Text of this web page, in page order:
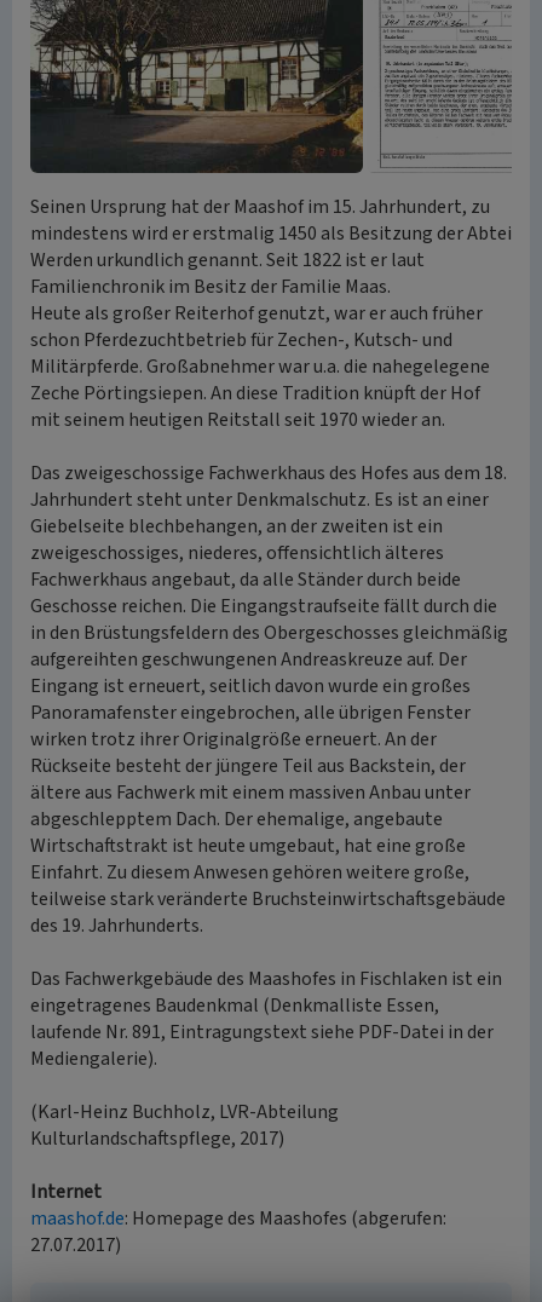
Seinen Ursprung hat der Maashof im 15. Jahrhundert, zu
mindestens wird er erstmalig 1450 als Besitzung der Abtei
Werden urkundlich genannt. Seit 1822 ist er laut
Familienchronik im Besitz der Familie Maas.
Heute als großer Reiterhof genutzt, war er auch früher
schon Pferdezuchtbetrieb für Zechen-, Kutsch- und
Militärpferde. Großabnehmer war u.a. die nahegelegene
Zeche Pörtingsiepen. An diese Tradition knüpft der Hof
mit seinem heutigen Reitstall seit 1970 wieder an.
Das zweigeschossige Fachwerkhaus des Hofes aus dem 18.
Jahrhundert steht unter Denkmalschutz. Es ist an einer
Giebelseite blechbehangen, an der zweiten ist ein
zweigeschossiges, niederes, offensichtlich älteres
Fachwerkhaus angebaut, da alle Ständer durch beide
Geschosse reichen. Die Eingangstraufseite fällt durch die
in den Brüstungsfeldern des Obergeschosses gleichmäßig
aufgereihten geschwungenen Andreaskreuze auf. Der
Eingang ist erneuert, seitlich davon wurde ein großes
Panoramafenster eingebrochen, alle übrigen Fenster
wirken trotz ihrer Originalgröße erneuert. An der
Rückseite besteht der jüngere Teil aus Backstein, der
ältere aus Fachwerk mit einem massiven Anbau unter
abgeschlepptem Dach. Der ehemalige, angebaute
Wirtschaftstrakt ist heute umgebaut, hat eine große
Einfahrt. Zu diesem Anwesen gehören weitere große,
teilweise stark veränderte Bruchsteinwirtschaftsgebäude
des 19. Jahrhunderts.
Das Fachwerkgebäude des Maashofes in Fischlaken ist ein
eingetragenes Baudenkmal (Denkmalliste Essen,
laufende Nr. 891, Eintragungstext siehe PDF-Datei in der
Mediengalerie).
(Karl-Heinz Buchholz, LVR-Abteilung
Kulturlandschaftspflege, 2017)
Internet
maashof.de: Homepage des Maashofes (abgerufen:
27.07.2017)